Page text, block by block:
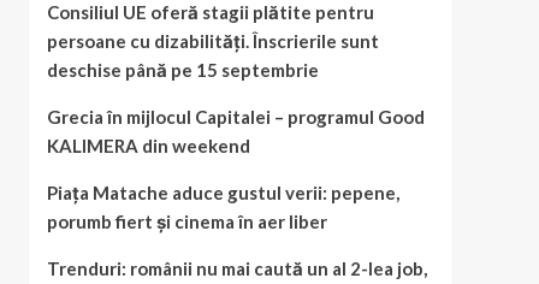
Consiliul UE oferă stagii plătite pentru
persoane cu dizabilități. Înscrierile sunt
deschise până pe 15 septembrie
Grecia în mijlocul Capitalei – programul Good
KALIMERA din weekend
Piața Matache aduce gustul verii: pepene,
porumb fiert și cinema în aer liber
Trenduri: românii nu mai caută un al 2-lea job,